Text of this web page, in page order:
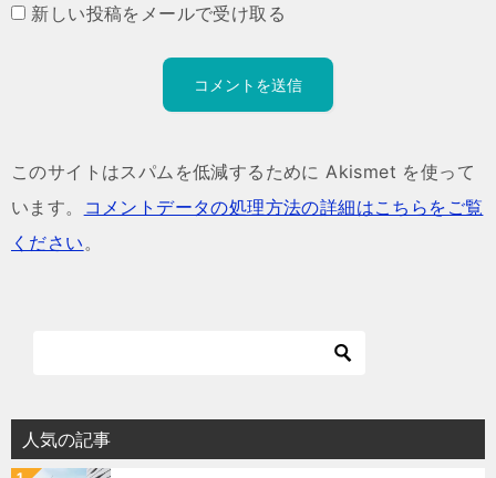
新しい投稿をメールで受け取る
このサイトはスパムを低減するために Akismet を使って
います。
コメントデータの処理方法の詳細はこちらをご覧
ください 。
人気の記事